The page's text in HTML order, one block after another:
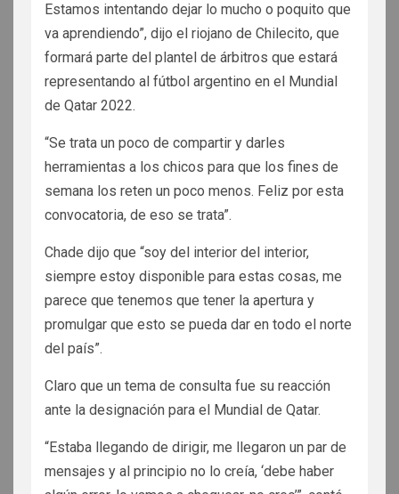
Estamos intentando dejar lo mucho o poquito que
va aprendiendo”, dijo el riojano de Chilecito, que
formará parte del plantel de árbitros que estará
representando al fútbol argentino en el Mundial
de Qatar 2022.
“Se trata un poco de compartir y darles
herramientas a los chicos para que los fines de
semana los reten un poco menos. Feliz por esta
convocatoria, de eso se trata”.
Chade dijo que “soy del interior del interior,
siempre estoy disponible para estas cosas, me
parece que tenemos que tener la apertura y
promulgar que esto se pueda dar en todo el norte
del país”.
Claro que un tema de consulta fue su reacción
ante la designación para el Mundial de Qatar.
“Estaba llegando de dirigir, me llegaron un par de
mensajes y al principio no lo creía, ‘debe haber